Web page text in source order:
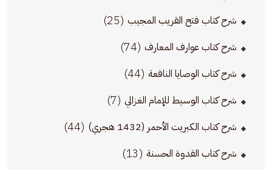
شرح كتاب فتح القريب المجيب (25)
شرح كتاب عوارف المعارف (74)
شرح كتاب الوصايا النافعة (44)
شرح كتاب الوسيط للإمام الغزالي (7)
شرح كتاب الكبريت الأحمر (1432 هجري) (44)
شرح كتاب القدوة الحسنة (13)